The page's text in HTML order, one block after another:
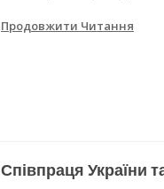
Продовжити Читання
Співпраця України